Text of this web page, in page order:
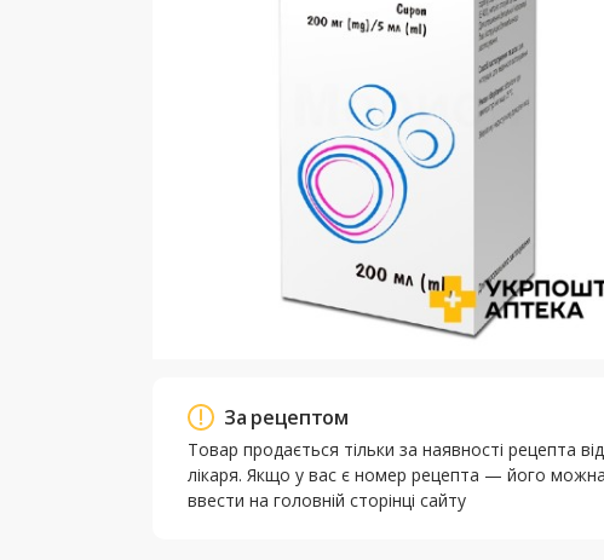
За рецептом
Товар продається тільки за наявності рецепта від
лікаря. Якщо у вас є номер рецепта — його можна
ввести на головній сторінці сайту